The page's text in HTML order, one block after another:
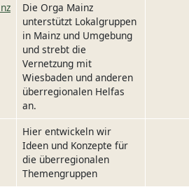
Die Orga Mainz
unterstützt Lokalgruppen
in Mainz und Umgebung
und strebt die
Vernetzung mit
Wiesbaden und anderen
überregionalen Helfas
an.
Hier entwickeln wir
Ideen und Konzepte für
die überregionalen
Themengruppen